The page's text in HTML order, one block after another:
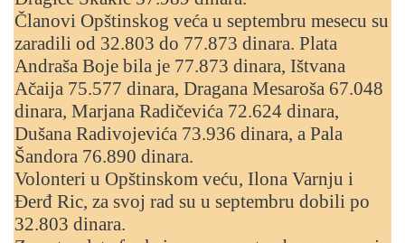
Članovi Opštinskog veća u septembru mesecu su
zaradili od 32.803 do 77.873 dinara. Plata
Andraša Boje bila je 77.873 dinara, Ištvana
Ačaija 75.577 dinara, Dragana Mesaroša 67.048
dinara, Marjana Radičevića 72.624 dinara,
Dušana Radivojevića 73.936 dinara, a Pala
Šandora 76.890 dinara.
Volonteri u Opštinskom veću, Ilona Varnju i
Đerđ Ric, za svoj rad su u septembru dobili po
32.803 dinara.